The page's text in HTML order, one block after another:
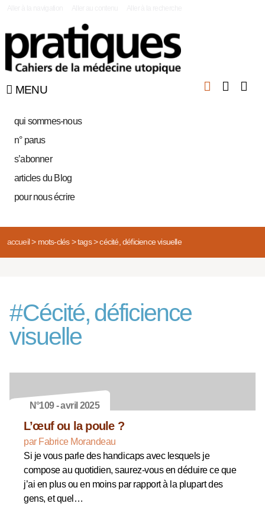
MENU
qui sommes-nous
n° parus
s’abonner
articles du Blog
pour nous écrire
accueil> mots-clés> tags> cécité, déficience visuelle
#Cécité, déficience
visuelle
N°109 - avril 2025
L’œuf ou la poule ?
par Fabrice Morandeau
Si je vous parle des handicaps avec lesquels je
compose au quotidien, saurez-vous en déduire ce que
j’ai en plus ou en moins par rapport à la plupart des
gens, et quel…